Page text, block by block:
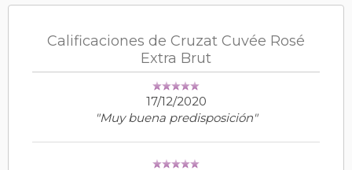
Calificaciones de Cruzat Cuvée Rosé
Extra Brut
17/12/2020
"Muy buena predisposición"